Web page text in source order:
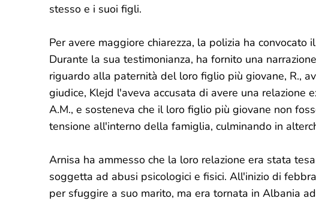
stesso e i suoi figli.
Per avere maggiore chiarezza, la polizia ha
Durante la sua testimonianza, ha fornito una
riguardo alla paternità del loro figlio più giovane, R.,
giudice, Klejd l'aveva accusata di avere una relazione
A.M., e sosteneva che il loro figlio più giovane non
tensione all'interno della famiglia, culminando in
Arnisa ha ammesso che la loro relazione era stata
soggetta ad abusi psicologici e fisici. All'inizio di
per sfuggire a suo marito, ma era tornata in Albania